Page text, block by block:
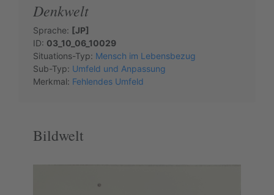
Denkwelt
Sprache: [JP]
ID: 03_10_06_10029
Situations-Typ: Mensch im Lebensbezug
Sub-Typ: Umfeld und Anpassung
Merkmal: Fehlendes Umfeld
Bildwelt